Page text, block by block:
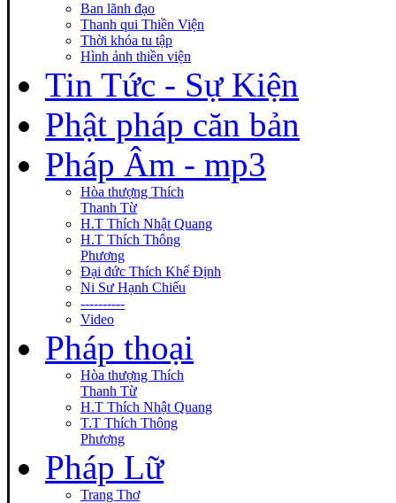
Ban lãnh đạo
Thanh qui Thiền Viện
Thời khóa tu tập
Hình ảnh thiền viện
Tin Tức - Sự Kiện
Phật pháp căn bản
Pháp Âm - mp3
Hòa thượng Thích
Thanh Từ
H.T Thích Nhật Quang
H.T Thích Thông
Phương
Đại đức Thích Khế Định
Ni Sư Hạnh Chiếu
----------
Video
Pháp thoại
Hòa thượng Thích
Thanh Từ
H.T Thích Nhật Quang
T.T Thích Thông
Phương
Pháp Lữ
Trang Thơ